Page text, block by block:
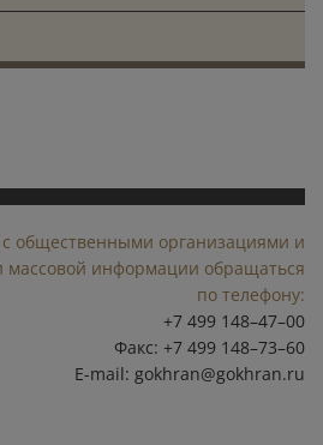
общественными организациями и
массовой информации обращаться
по телефону:
+7 499 148–47–00
Факс: +7 499 148–73–60
E-mail: gokhran@gokhran.ru